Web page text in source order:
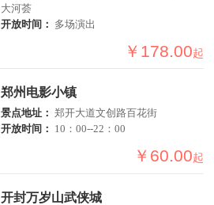
大河荟
开放时间： 多场演出
￥178.00起
郑州电影小镇
景点地址： 郑开大道文创路百花街
开放时间： 10：00--22：00
￥60.00起
开封万岁山武侠城